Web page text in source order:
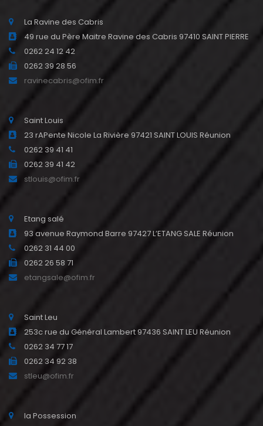
La Ravine des Cabris
49 rue du Père Maitre Ravine des Cabris 97410 SAINT PIERRE
0262 24 12 42
0262 39 28 56
ravinecabris@ofim.fr
Saint Louis
23 rAPente Nicole La Rivière 97421 SAINT LOUIS Réunion
0262 39 41 41
0262 39 41 42
stlouis@ofim.fr
Etang salé
93 avenue Raymond Barre 97427 L’ETANG SALE Réunion
0262 31 44 00
0262 26 58 71
etangsale@ofim.fr
Saint Leu
253c rue du Général Lambert 97436 SAINT LEU Réunion
0262 34 77 17
0262 34 92 38
stleu@ofim.fr
la Possession